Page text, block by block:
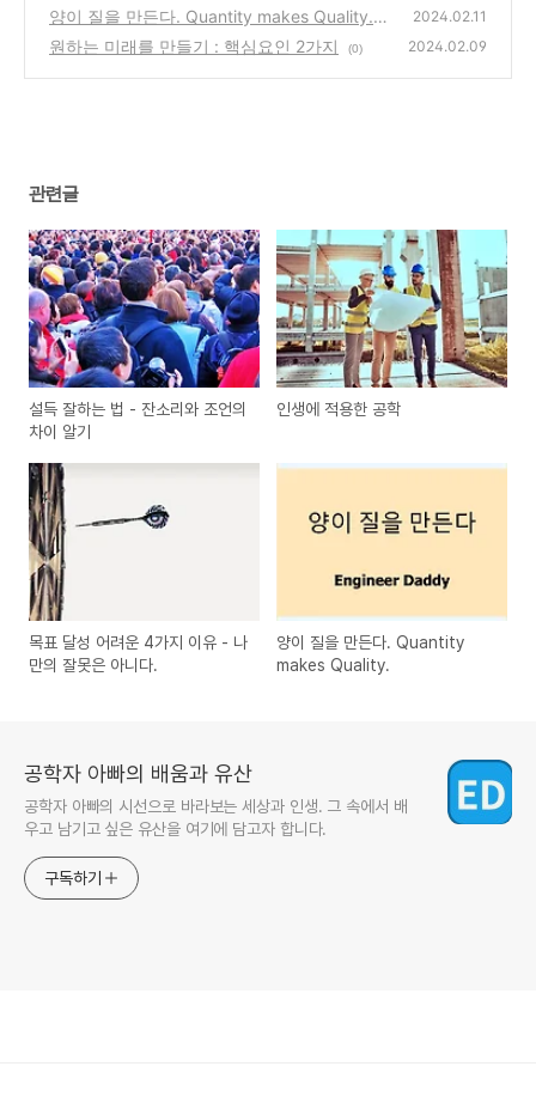
아니다.
(0)
양이 질을 만든다. Quantity makes Quality.
(0)
2024.02.11
원하는 미래를 만들기 : 핵심요인 2가지 (0) 2024.02.09
관련글
설득 잘하는 법 - 잔소리와 조언의
차이 알기
인생에 적용한 공학
목표 달성 어려운 4가지 이유 - 나
만의 잘못은 아니다.
양이 질을 만든다. Quantity
makes Quality.
공학자 아빠의 배움과 유산
공학자 아빠의 시선으로 바라보는 세상과 인생. 그 속에서 배
우고 남기고 싶은 유산을 여기에 담고자 합니다.
구독하기